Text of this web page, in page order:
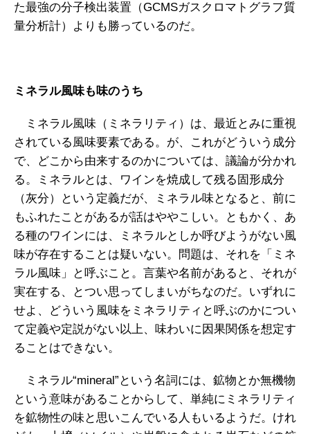
た最強の分子検出装置（GCMSガスクロマトグラフ質
量分析計）よりも勝っているのだ。
ミネラル風味も味のうち
ミネラル風味（ミネラリティ）は、最近とみに重視
されている風味要素である。が、これがどういう成分
で、どこから由来するのかについては、議論が分かれ
る。ミネラルとは、ワインを焼成して残る固形成分
（灰分）という定義だが、ミネラル味となると、前に
もふれたことがあるが話はややこしい。ともかく、あ
る種のワインには、ミネラルとしか呼びようがない風
味が存在することは疑いない。問題は、それを「ミネ
ラル風味」と呼ぶこと。言葉や名前があると、それが
実在する、とつい思ってしまいがちなのだ。いずれに
せよ、どういう風味をミネラリティと呼ぶのかについ
て定義や定説がない以上、味わいに因果関係を想定す
ることはできない。
ミネラル“mineral”という名詞には、鉱物とか無機物
という意味があることからして、単純にミネラリティ
を鉱物性の味と思いこんでいる人もいるようだ。けれ